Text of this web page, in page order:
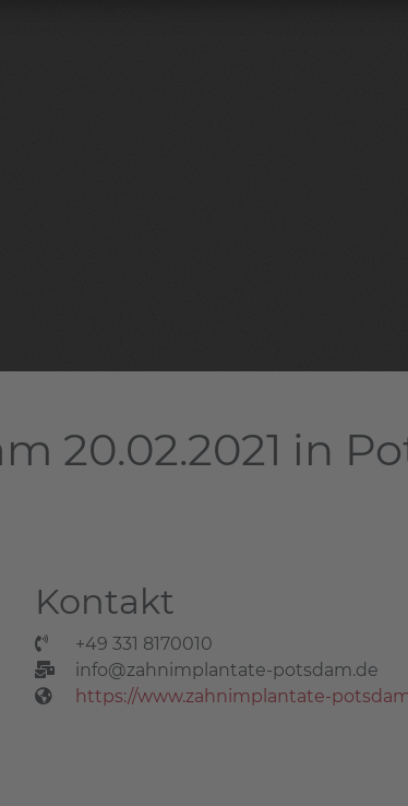
20.02.2021 in
Kontakt
+49 331 8170010
info@zahnimplantate-potsdam.de
https://www.zahnimplantate-